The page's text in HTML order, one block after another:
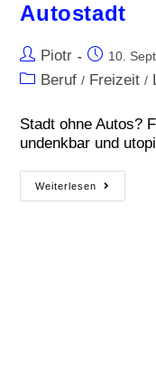
Autostadt
Piotr 10.
Beruf / Freizeit /
Stadt ohne Autos?
undenkbar und
Weiterlesen